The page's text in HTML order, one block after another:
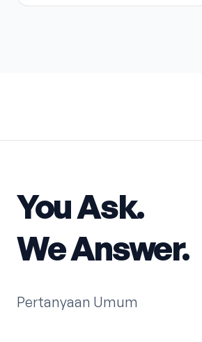
You Ask.
We Answer.
Pertanyaan Umum